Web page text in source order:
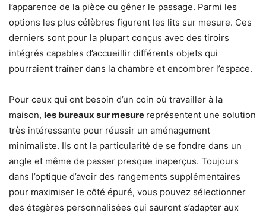
l’apparence de la pièce ou gêner le passage. Parmi les
options les plus célèbres figurent les lits sur mesure. Ces
derniers sont pour la plupart conçus avec des tiroirs
intégrés capables d’accueillir différents objets qui
pourraient traîner dans la chambre et encombrer l’espace.
Pour ceux qui ont besoin d’un coin où travailler à la
maison, les bureaux sur mesure représentent une solution
très intéressante pour réussir un aménagement
minimaliste. Ils ont la particularité de se fondre dans un
angle et même de passer presque inaperçus. Toujours
dans l’optique d’avoir des rangements supplémentaires
pour maximiser le côté épuré, vous pouvez sélectionner
des étagères personnalisées qui sauront s’adapter aux